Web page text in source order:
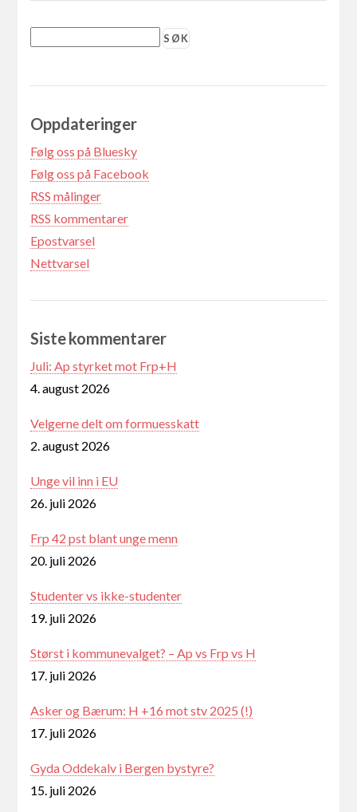
Oppdateringer
Følg oss på Bluesky
Følg oss på Facebook
RSS målinger
RSS kommentarer
Epostvarsel
Nettvarsel
Siste kommentarer
Juli: Ap styrket mot Frp+H
4. august 2026
Velgerne delt om formuesskatt
2. august 2026
Unge vil inn i EU
26. juli 2026
Frp 42 pst blant unge menn
20. juli 2026
Studenter vs ikke-studenter
19. juli 2026
Størst i kommunevalget? – Ap vs Frp vs H
17. juli 2026
Asker og Bærum: H +16 mot stv 2025 (!)
17. juli 2026
Gyda Oddekalv i Bergen bystyre?
15. juli 2026